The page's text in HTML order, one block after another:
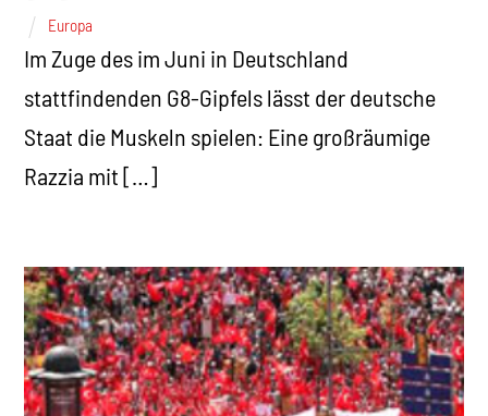
Europa
Im Zuge des im Juni in Deutschland
stattfindenden G8-Gipfels lässt der deutsche
Staat die Muskeln spielen: Eine großräumige
Razzia mit […]